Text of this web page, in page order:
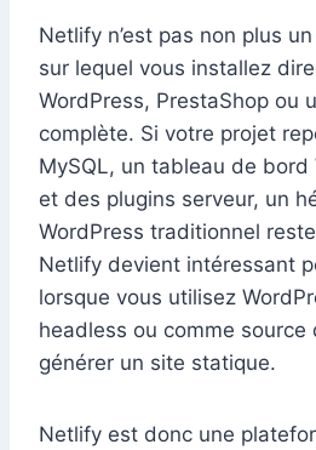
Netlify n’est pas non plus
sur lequel vous installez
WordPress, PrestaShop ou
complète. Si votre projet
MySQL, un tableau de bord
et des plugins serveur, un
WordPress traditionnel
Netlify devient intéressant
lorsque vous utilisez
headless ou comme source
générer un site statique.
Netlify est donc une